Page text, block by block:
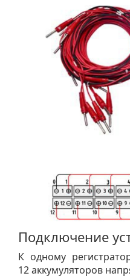
Подключение
К одному
12 аккумуляторов